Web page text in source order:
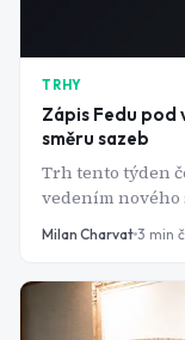
TRHY
Zápis Fedu pod
směru sazeb
Trh tento týden
vedením nového
jestřábím obratu.
Milan Charvat 3 min